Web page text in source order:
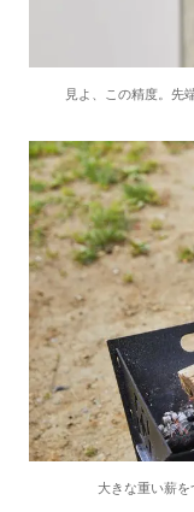
見よ、この精度。先
大きな重い薪を